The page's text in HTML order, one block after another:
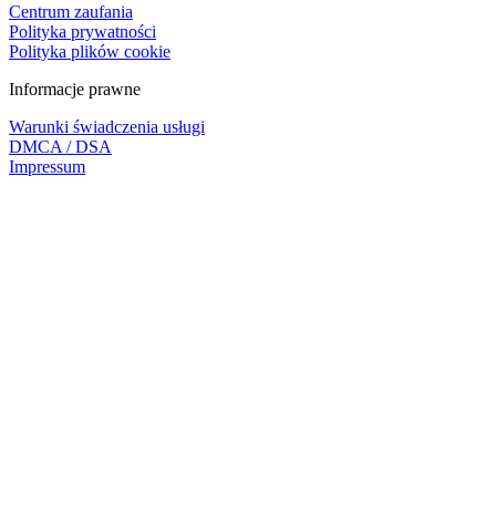
Centrum zaufania
Polityka prywatności
Polityka plików cookie
Informacje prawne
Warunki świadczenia usługi
DMCA / DSA
Impressum